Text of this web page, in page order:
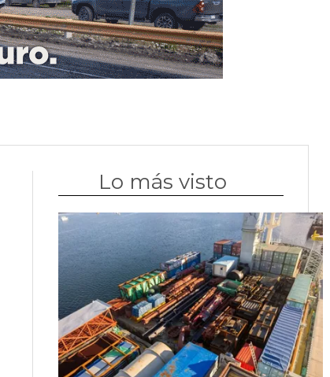
Lo más visto